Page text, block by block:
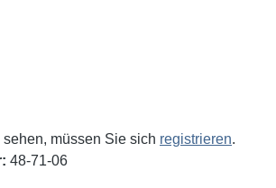
müssen Sie sich registrieren.
48-71-06